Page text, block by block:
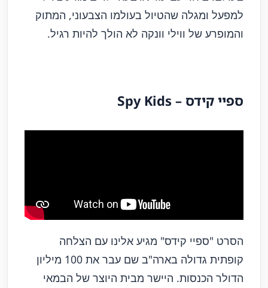
למפעל ומגלה שהטיול בעולמו הצבעוני, המתוק
והמופרע של ווילי וונקה לא הולך להיות רגיל.
ספיי קידס – Spy Kids
הסרט "ספיי קידס" מגיע אלינו עם הצלחה
קופתית גדולה בארה"ב שם עבר את 100 מיליון
הדולר הכנסות. היישר מבית היוצר של הבמאי